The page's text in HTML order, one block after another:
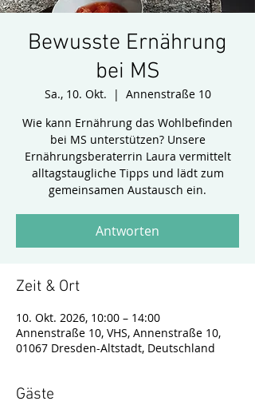
Bewusste Ernährung
bei MS
Sa., 10. Okt.
  |
Annenstraße 10
Wie kann Ernährung das Wohlbefinden
bei MS unterstützen? Unsere
Ernährungsberaterrin Laura vermittelt
alltagstaugliche Tipps und lädt zum
gemeinsamen Austausch ein.
Antworten
Zeit & Ort
10. Okt. 2026, 10:00 – 14:00
Annenstraße 10, VHS, Annenstraße 10,
01067 Dresden-Altstadt, Deutschland
Gäste